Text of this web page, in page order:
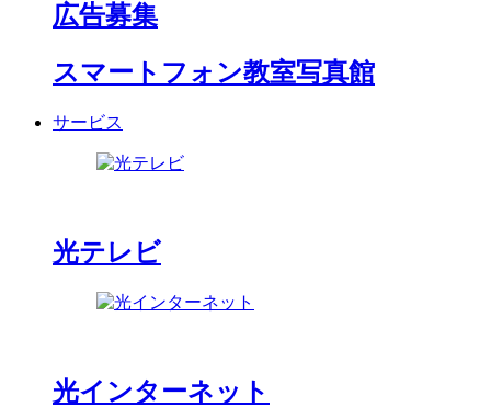
広告募集
スマートフォン教室写真館
サービス
光テレビ
光インターネット